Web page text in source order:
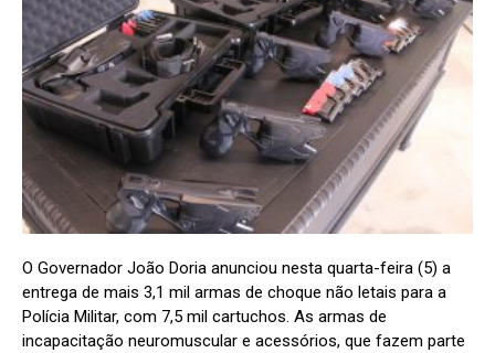
O Governador João Doria anunciou nesta quarta-feira (5) a
entrega de mais 3,1 mil armas de choque não letais para a
Polícia Militar, com 7,5 mil cartuchos. As armas de
incapacitação neuromuscular e acessórios, que fazem parte